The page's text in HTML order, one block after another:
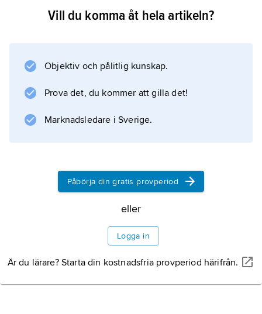
Information om artikeln
Vill du komma åt hela artikeln?
Objektiv och pålitlig kunskap.
Prova det, du kommer att gilla det!
Marknadsledare i Sverige.
Påbörja din gratis provperiod
eller
Logga in
Är du lärare? Starta din kostnadsfria provperiod härifrån.